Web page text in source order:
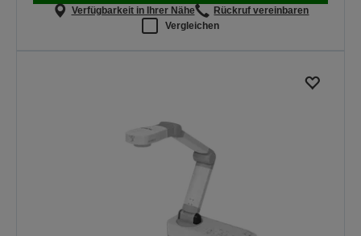
Verfügbarkeit in Ihrer Nähe
Rückruf vereinbaren
Vergleichen